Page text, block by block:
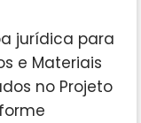
jurídica para
e Materiais
no Projeto